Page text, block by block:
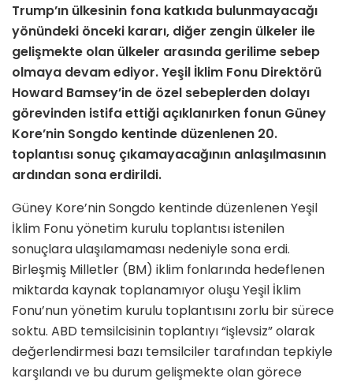
Trump’ın ülkesinin fona katkıda bulunmayacağı
yönündeki önceki kararı, diğer zengin ülkeler ile
gelişmekte olan ülkeler arasında gerilime sebep
olmaya devam ediyor. Yeşil İklim Fonu Direktörü
Howard Bamsey’in de özel sebeplerden dolayı
görevinden istifa ettiği açıklanırken fonun Güney
Kore’nin Songdo kentinde düzenlenen 20.
toplantısı sonuç çıkamayacağının anlaşılmasının
ardından sona erdirildi.
Güney Kore’nin Songdo kentinde düzenlenen Yeşil
İklim Fonu yönetim kurulu toplantısı istenilen
sonuçlara ulaşılamaması nedeniyle sona erdi.
Birleşmiş Milletler (BM) iklim fonlarında hedeflenen
miktarda kaynak toplanamıyor oluşu Yeşil İklim
Fonu’nun yönetim kurulu toplantısını zorlu bir sürece
soktu. ABD temsilcisinin toplantıyı “işlevsiz” olarak
değerlendirmesi bazı temsilciler tarafından tepkiyle
karşılandı ve bu durum gelişmekte olan görece